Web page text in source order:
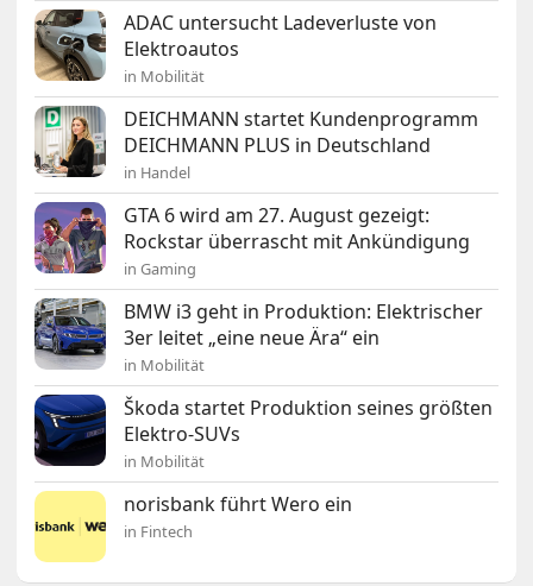
ADAC untersucht Ladeverluste von
Elektroautos
in Mobilität
DEICHMANN startet Kundenprogramm
DEICHMANN PLUS in Deutschland
in Handel
GTA 6 wird am 27. August gezeigt:
Rockstar überrascht mit Ankündigung
in Gaming
BMW i3 geht in Produktion: Elektrischer
3er leitet „eine neue Ära“ ein
in Mobilität
Škoda startet Produktion seines größten
Elektro-SUVs
in Mobilität
norisbank führt Wero ein
in Fintech